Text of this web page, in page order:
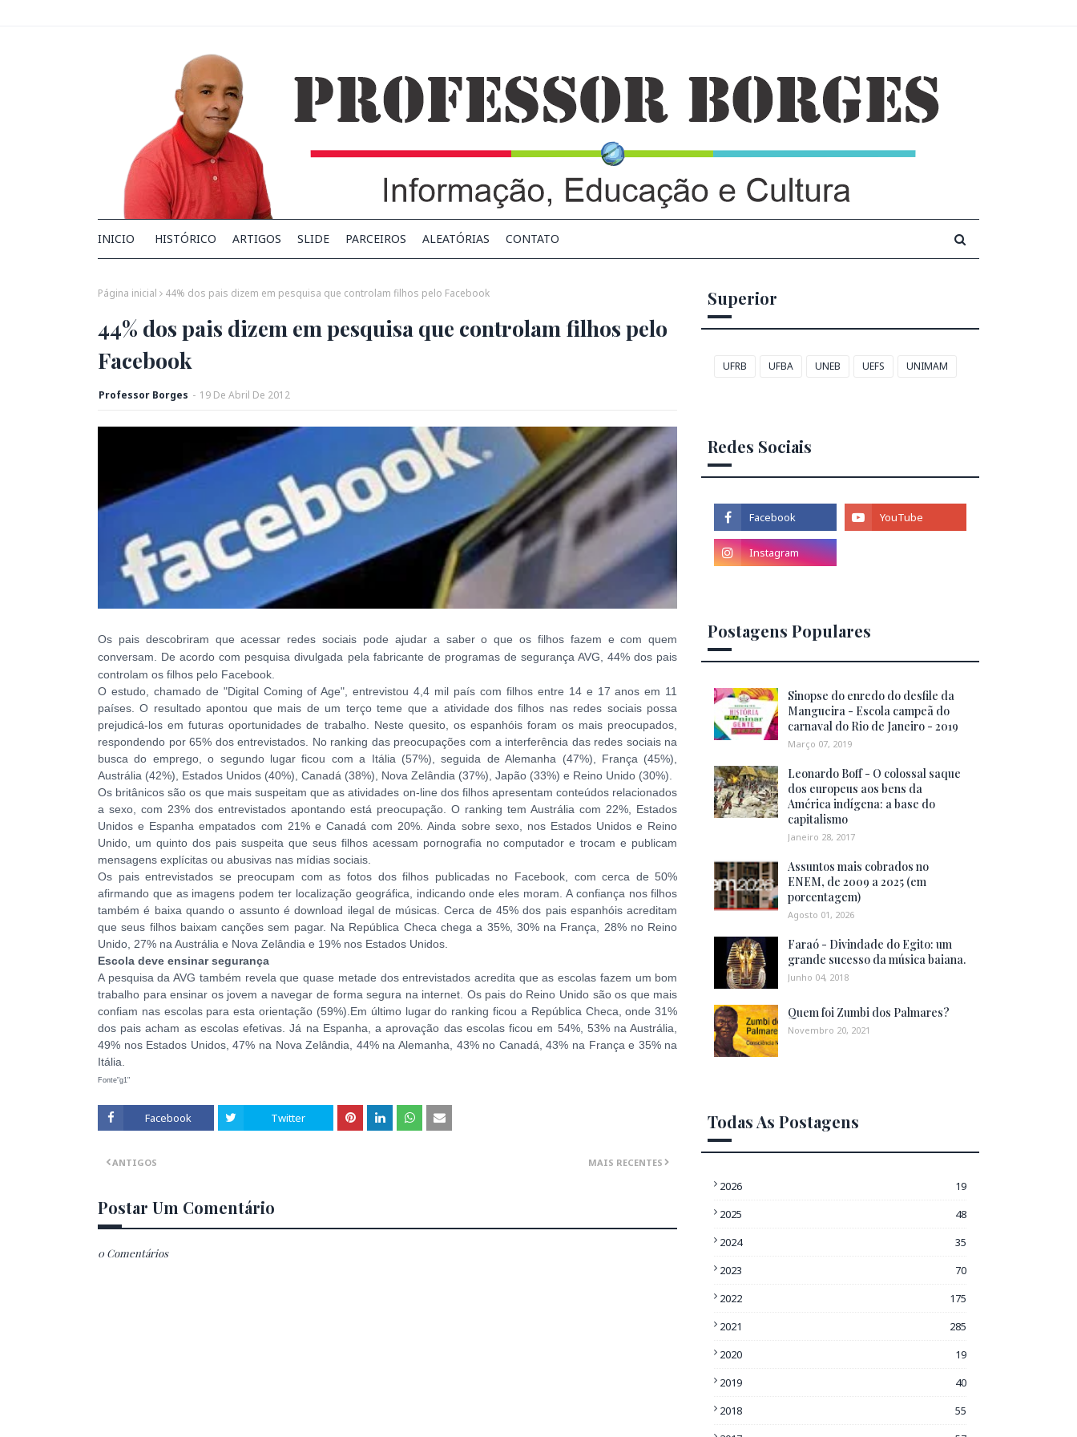
INICIO HISTÓRICO ARTIGOS SLIDE PARCEIROS ALEATÓRIAS CONTATO
Página inicial 44% dos pais dizem em pesquisa que controlam filhos pelo Facebook
44% dos pais dizem em pesquisa que controlam filhos pelo
Facebook
Professor Borges - 19 De Abril De 2012
Os pais descobriram que acessar redes sociais pode ajudar a saber o que os filhos fazem e com quem
conversam. De acordo com pesquisa divulgada pela fabricante de programas de segurança AVG, 44% dos pais
controlam os filhos pelo Facebook.
O estudo, chamado de "Digital Coming of Age", entrevistou 4,4 mil país com filhos entre 14 e 17 anos em 11
países. O resultado apontou que mais de um terço teme que a atividade dos filhos nas redes sociais possa
prejudicá-los em futuras oportunidades de trabalho. Neste quesito, os espanhóis foram os mais preocupados,
respondendo por 65% dos entrevistados. No ranking das preocupações com a interferência das redes sociais na
busca do emprego, o segundo lugar ficou com a Itália (57%), seguida de Alemanha (47%), França (45%),
Austrália (42%), Estados Unidos (40%), Canadá (38%), Nova Zelândia (37%), Japão (33%) e Reino Unido (30%).
Os britânicos são os que mais suspeitam que as atividades on-line dos filhos apresentam conteúdos relacionados
a sexo, com 23% dos entrevistados apontando está preocupação. O ranking tem Austrália com 22%, Estados
Unidos e Espanha empatados com 21% e Canadá com 20%. Ainda sobre sexo, nos Estados Unidos e Reino
Unido, um quinto dos pais suspeita que seus filhos acessam pornografia no computador e trocam e publicam
mensagens explícitas ou abusivas nas mídias sociais.
Os pais entrevistados se preocupam com as fotos dos filhos publicadas no Facebook, com cerca de 50%
afirmando que as imagens podem ter localização geográfica, indicando onde eles moram. A confiança nos filhos
também é baixa quando o assunto é download ilegal de músicas. Cerca de 45% dos pais espanhóis acreditam
que seus filhos baixam canções sem pagar. Na República Checa chega a 35%, 30% na França, 28% no Reino
Unido, 27% na Austrália e Nova Zelândia e 19% nos Estados Unidos.
Escola deve ensinar segurança
A pesquisa da AVG também revela que quase metade dos entrevistados acredita que as escolas fazem um bom
trabalho para ensinar os jovem a navegar de forma segura na internet. Os pais do Reino Unido são os que mais
confiam nas escolas para esta orientação (59%).Em último lugar do ranking ficou a República Checa, onde 31%
dos pais acham as escolas efetivas. Já na Espanha, a aprovação das escolas ficou em 54%, 53% na Austrália,
49% nos Estados Unidos, 47% na Nova Zelândia, 44% na Alemanha, 43% no Canadá, 43% na França e 35% na
Itália.
Fonte"g1"
Facebook Twitter
MAIS RECENTES
ANTIGOS
Postar Um Comentário
0 Comentários
Superior
UFRB UFBA UNEB UEFS UNIMAM
Redes Sociais
Postagens Populares
Sinopse do enredo do desfile da
Mangueira - Escola campeã do
carnaval do Rio de Janeiro - 2019
Março 07, 2019
Leonardo Boff - O colossal saque
dos europeus aos bens da
América indígena: a base do
capitalismo
Janeiro 28, 2017
Assuntos mais cobrados no
ENEM, de 2009 a 2025 (em
porcentagem)
Agosto 01, 2026
Faraó - Divindade do Egito: um
grande sucesso da música baiana.
Junho 04, 2018
Quem foi Zumbi dos Palmares?
Novembro 20, 2021
Todas As Postagens
2026
19
2025
48
2024
35
2023
70
2022
175
2021
285
2020
19
2019
40
2018
55